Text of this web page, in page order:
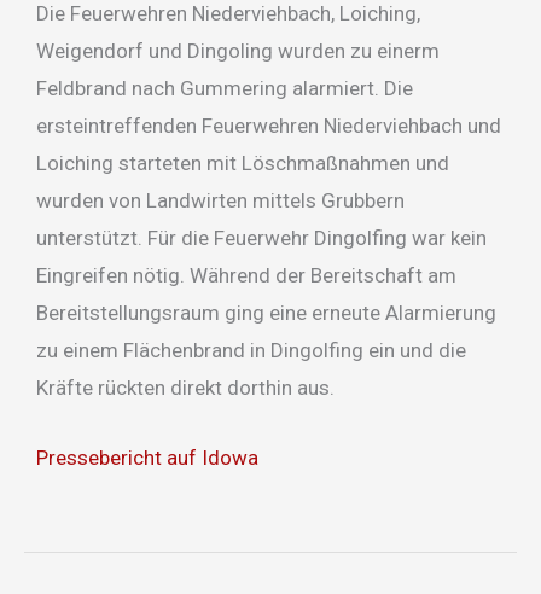
Die Feuerwehren Niederviehbach, Loiching,
Weigendorf und Dingoling wurden zu einerm
Feldbrand nach Gummering alarmiert. Die
ersteintreffenden Feuerwehren Niederviehbach und
Loiching starteten mit Löschmaßnahmen und
wurden von Landwirten mittels Grubbern
unterstützt. Für die Feuerwehr Dingolfing war kein
Eingreifen nötig. Während der Bereitschaft am
Bereitstellungsraum ging eine erneute Alarmierung
zu einem Flächenbrand in Dingolfing ein und die
Kräfte rückten direkt dorthin aus.
Pressebericht auf Idowa